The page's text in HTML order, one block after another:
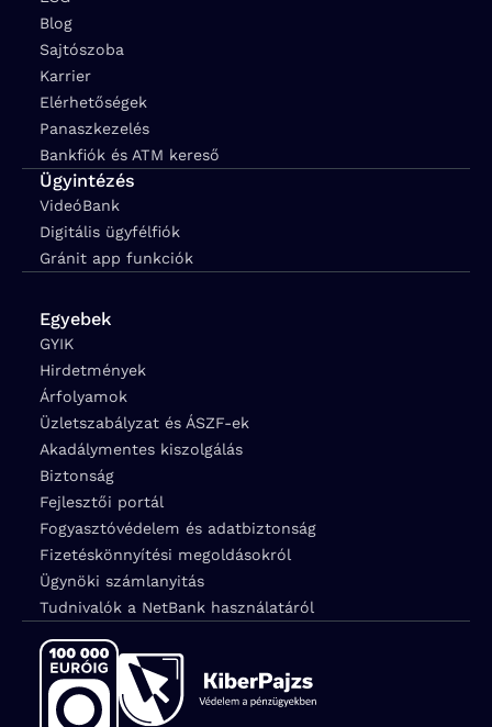
Blog
Sajtószoba
Karrier
Elérhetőségek
Panaszkezelés
Bankfiók és ATM kereső
Ügyintézés
VideóBank
Digitális ügyfélfiók
Gránit app funkciók
Egyebek
GYIK
Hirdetmények
Árfolyamok
Üzletszabályzat és ÁSZF-ek
Akadálymentes kiszolgálás
Biztonság
Fejlesztői portál
Fogyasztóvédelem és adatbiztonság
Fizetéskönnyítési megoldásokról
Ügynöki számlanyitás
Tudnivalók a NetBank használatáról